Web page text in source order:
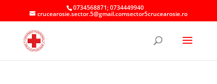
0734568871; 0734449940
crucearosie.sector.5@gmail.comsector5crucearosie.ro